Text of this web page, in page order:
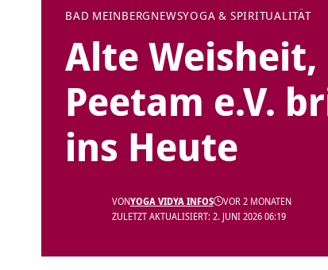
BAD MEINBERGNEWSYOGA & SPIRITUALITÄT
Alte Weisheit,
Peetam e.V.
ins Heute
ZULETZT AKTUALISIERT: 2. JUNI 2026 06:19
VONYOGA VIDYA INFOS VOR 2 MONATEN